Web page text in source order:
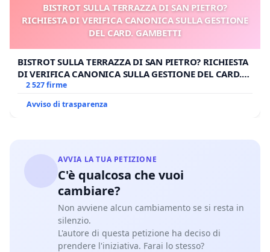
BISTROT SULLA TERRAZZA DI SAN PIETRO?
RICHIESTA DI VERIFICA CANONICA SULLA GESTIONE
DEL CARD. GAMBETTI
BISTROT SULLA TERRAZZA DI SAN PIETRO? RICHIESTA
DI VERIFICA CANONICA SULLA GESTIONE DEL CARD.
GAMBETTI
2 527 firme
Avviso di trasparenza
AVVIA LA TUA PETIZIONE
C'è qualcosa che vuoi
cambiare?
Non avviene alcun cambiamento se si resta in
silenzio.
L'autore di questa petizione ha deciso di
prendere l'iniziativa. Farai lo stesso?